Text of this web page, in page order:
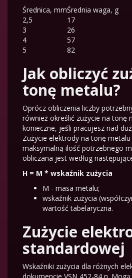
Średnica, mmŚrednia waga, g
2,5
17
3
26
4
57
5
82
Jak obliczyć
tonę metalu?
Oprócz obliczenia liczby
również określić zużycie na tonę
konieczne, jeśli pracujesz nad
Zużycie elektrody na tonę
maksymalną ilość potrzebnego
obliczana jest według
H = M * wskaźnik zużycia
M - masa metalu;
wskaźnik zużycia
wartość tabelaryczna.
Zużycie
standardowej
Wskaźniki zużycia dla różnych